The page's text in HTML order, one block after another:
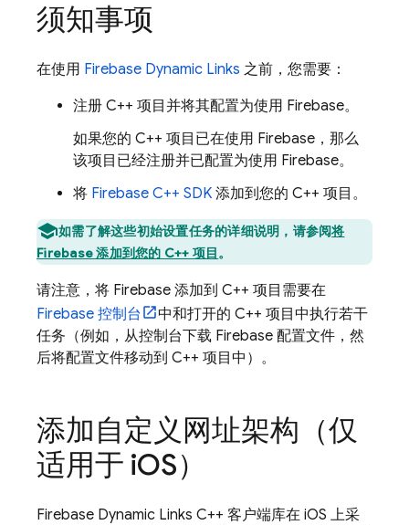
须知事项
在使用 Firebase Dynamic Links 之前，您需要：
注册 C++ 项目并将其配置为使用 Firebase。
如果您的 C++ 项目已在使用 Firebase，那么
该项目已经注册并已配置为使用 Firebase。
将 Firebase C++ SDK 添加到您的 C++ 项目。
如需了解这些初始设置任务的详细说明，请参阅将
Firebase 添加到您的 C++ 项目。
请注意，将 Firebase 添加到 C++ 项目需要在
Firebase 控制台
中和打开的 C++ 项目中执行若干
任务（例如，从控制台下载 Firebase 配置文件，然
后将配置文件移动到 C++ 项目中）。
添加自定义网址架构（仅
适用于 iOS）
Firebase Dynamic Links C++ 客户端库在 iOS 上采